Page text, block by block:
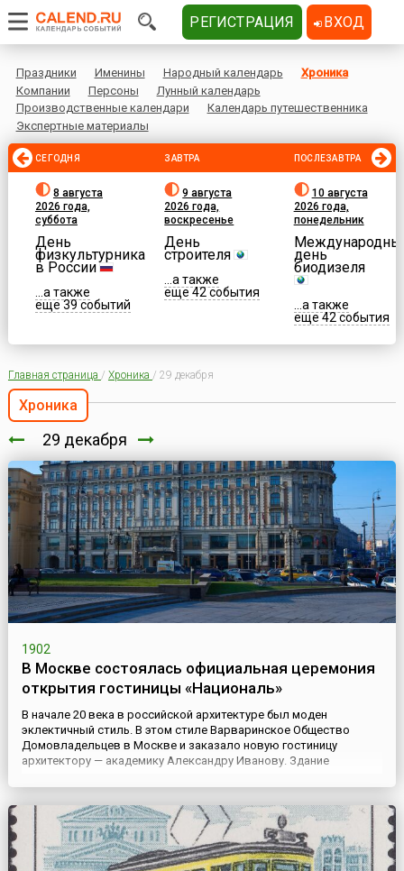
Праздники Именины Народный календарь
Хроника
Компании
Персоны
Лунный календарь
Производственные календари
Календарь путешественника
Экспертные материалы
СЕГОДНЯ
8 августа
2026 года,
суббота
День
физкультурника
в России
...а также
еще 39 событий
ЗАВТРА
9 августа
2026 года,
воскресенье
День
строителя
...а также
еще 42 события
ПОСЛЕЗАВТРА
10 августа
2026 года,
понедельник
день
биодизеля
...а также
еще 42 события
Главная страница / Хроника / 29 декабря
Хроника
29 декабря
1902
В Москве состоялась официальная церемония
открытия гостиницы «Националь»
В начале 20 века в российской архитектуре был моден
эклектичный стиль. В этом стиле Варваринское Общество
Домовладельцев в Москве и заказало новую гостиницу
архитектору — академику Александру Иванову. Здание
материалов — железобетона, облицовочного кирпича,
гидроизоляционных материалов. Заказчик хотел, чтобы
гостиница была самой лучшей в М...
РЕГИСТРАЦИЯ ВХОД